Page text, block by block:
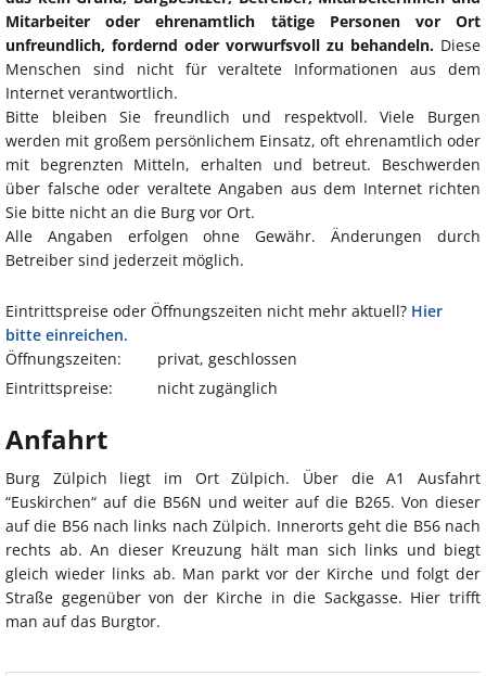
Mitarbeiter oder ehrenamtlich tätige Personen vor Ort
unfreundlich, fordernd oder vorwurfsvoll zu behandeln. Diese
Menschen sind nicht für veraltete Informationen aus dem
Internet verantwortlich.
Bitte bleiben Sie freundlich und respektvoll. Viele Burgen
werden mit großem persönlichem Einsatz, oft ehrenamtlich oder
mit begrenzten Mitteln, erhalten und betreut. Beschwerden
über falsche oder veraltete Angaben aus dem Internet richten
Sie bitte nicht an die Burg vor Ort.
Alle Angaben erfolgen ohne Gewähr. Änderungen durch
Betreiber sind jederzeit möglich.
Eintrittspreise oder Öffnungszeiten nicht mehr aktuell? Hier
bitte einreichen.
Öffnungszeiten:
privat, geschlossen
Eintrittspreise:
nicht zugänglich
Anfahrt
Burg Zülpich liegt im Ort Zülpich. Über die A1 Ausfahrt
“Euskirchen“ auf die B56N und weiter auf die B265. Von dieser
auf die B56 nach links nach Zülpich. Innerorts geht die B56 nach
rechts ab. An dieser Kreuzung hält man sich links und biegt
gleich wieder links ab. Man parkt vor der Kirche und folgt der
Straße gegenüber von der Kirche in die Sackgasse. Hier trifft
man auf das Burgtor.